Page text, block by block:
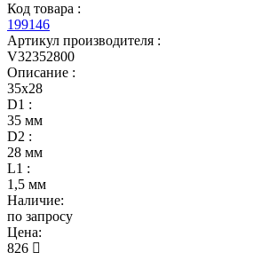
Код товара :
199146
Артикул производителя :
V32352800
Описание :
35х28
D1 :
35 мм
D2 :
28 мм
L1 :
1,5 мм
Наличие:
по запросу
Цена:
826